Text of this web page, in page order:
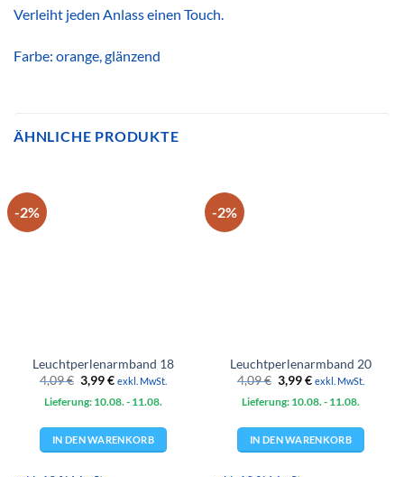
Verleiht jeden Anlass einen Touch.
Farbe: orange, glänzend
ÄHNLICHE PRODUKTE
-2%
Leuchtperlenarmband 18
4,09€ Ursprünglicher
Preis
war:
3,99€Aktueller
ist:
exkl. MwSt.
Lieferung: 10.08. - 11.08.
IN DEN WARENKORB
-2%
Leuchtperlenarmband 20
4,09€ Ursprünglicher
Preis
war:
3,99€Aktueller
ist:
exkl. MwSt.
Lieferung: 10.08. - 11.08.
IN DEN WARENKORB